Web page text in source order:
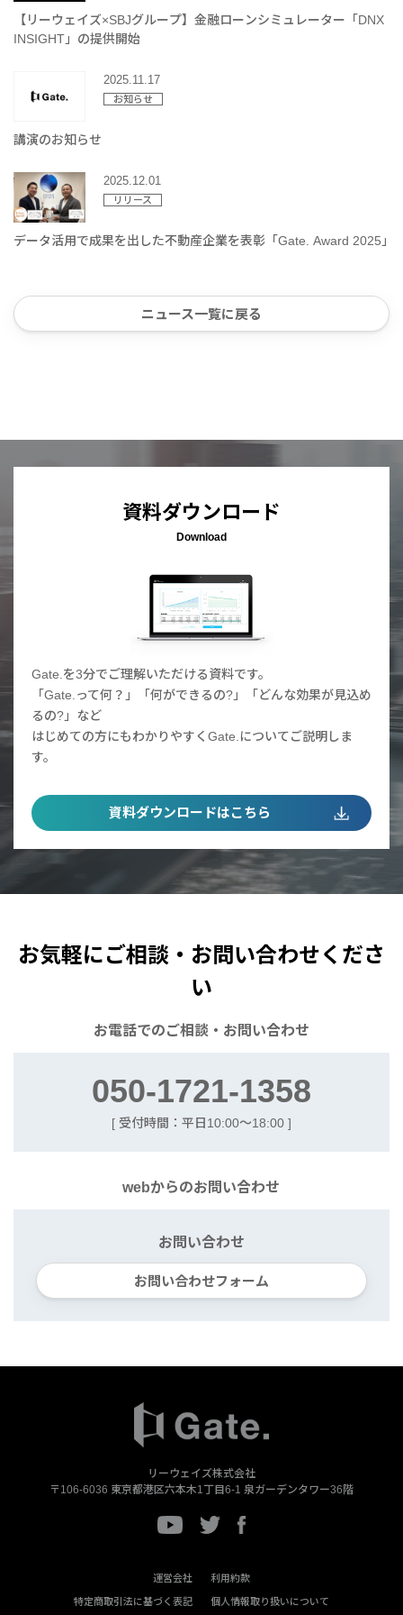
【リーウェイズ×SBJグループ】金融ローンシミュレーター「DNX
INSIGHT」の提供開始
2025.11.17
お知らせ
講演のお知らせ
2025.12.01
リリース
データ活用で成果を出した不動産企業を表彰「Gate. Award 2025」
ニュース一覧に戻る
資料ダウンロード
Download
Gate.を3分でご理解いただける資料です。
「Gate.って何？」「何ができるの?」「どんな効果が見込め
るの?」など
はじめての方にもわかりやすくGate.についてご説明しま
す。
資料ダウンロードはこちら
お気軽にご相談・お問い合わせくださ
い
お電話でのご相談・お問い合わせ
050-1721-1358
[ 受付時間：平日10:00〜18:00 ]
webからのお問い合わせ
お問い合わせ
お問い合わせフォーム
リーウェイズ株式会社
〒106-6036 東京都港区六本木1丁目6-1 泉ガーデンタワー36階
運営会社 利用約款
特定商取引法に基づく表記 個人情報取り扱いについて